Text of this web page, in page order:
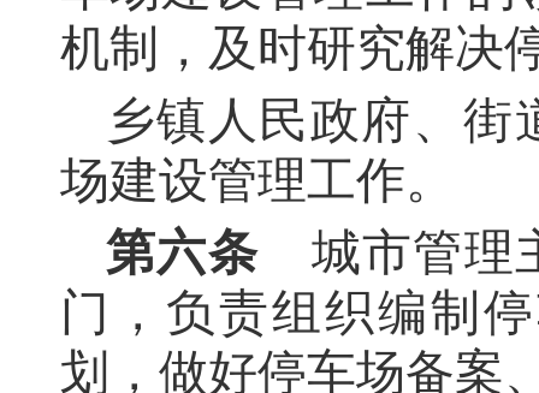
机制，及时研究解决
乡镇人民政府、街
场建设管理工作。
第六条 城市管理
门，负责组织编制
划，做好停车场备案